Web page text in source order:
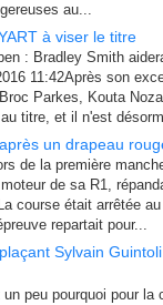
au...
à viser le titre
: Bradley Smith
11:42Après son
Parkes, Kouta
titre, et il n'est
un drapeau
de la première
de sa R1,
course était arrêtée
repartait pour...
Sylvain
peu pourquoi pour